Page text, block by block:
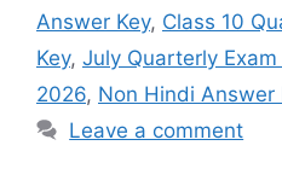
Answer Key, Class 10
Key, July Quarterly
2026, Non Hindi Answer
Leave a comment